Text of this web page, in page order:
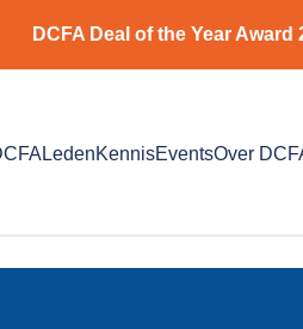
DCFA Deal of the Year Award
LedenKennisEventsOver